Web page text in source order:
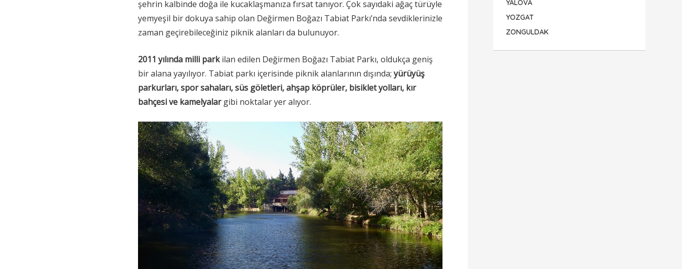
şehrin kalbinde doğa ile kucaklaşmanıza fırsat tanıyor. Çok sayıdaki ağaç türüyle
yemyeşil bir dokuya sahip olan Değirmen Boğazı Tabiat Parkı’nda sevdiklerinizle
zaman geçirebileceğiniz piknik alanları da bulunuyor.
2011 yılında milli parkilan edilen Değirmen Boğazı Tabiat Parkı, oldukça geniş
bir alana yayılıyor. Tabiat parkı içerisinde piknik alanlarının dışında; yürüyüş
parkurları, spor sahaları, süs göletleri, ahşap köprüler, bisiklet yolları, kır
bahçesi ve kamelyalargibi noktalar yer alıyor.
YALOVA
YOZGAT
ZONGULDAK